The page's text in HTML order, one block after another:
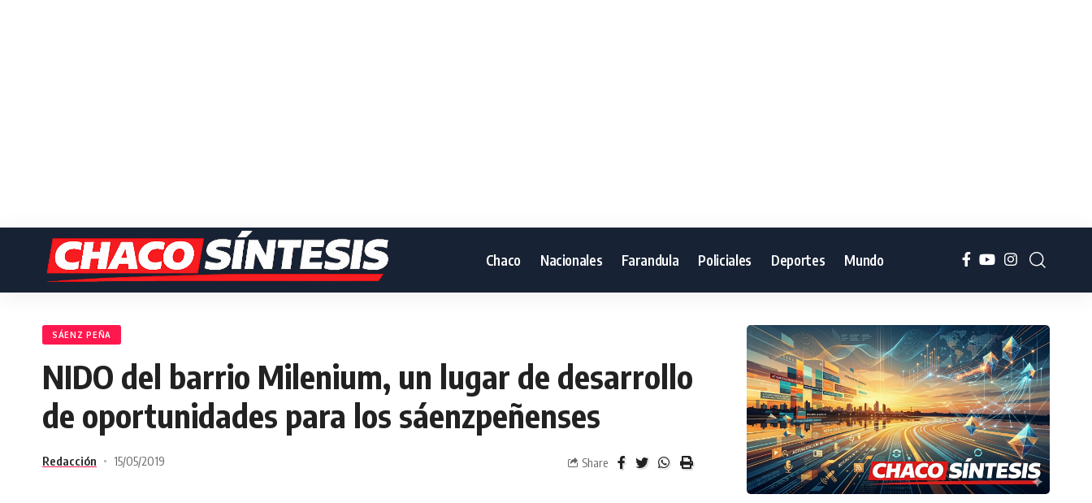
Chaco Nacionales Farandula Policiales Deportes Mundo
SÁENZ PEÑA
NIDO del barrio Milenium, un lugar de desarrollo
de oportunidades para los sáenzpeñenses
Redacción 15/05/2019 Share